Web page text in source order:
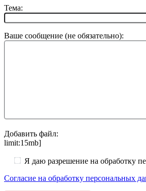
Тема:
Ваше сообщение (не обязательно):
Добавить файл:
limit:15mb]
Я даю разрешение на обработку
Согласие на обработку персональных